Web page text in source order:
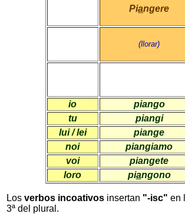
Piangere
(llorar)
io piango
tu
piangi
lui / lei
piange
noi
piangiamo
voi
piangete
loro
piangono
Los verbos incoativos insertan "-isc" en
3ª del plural.